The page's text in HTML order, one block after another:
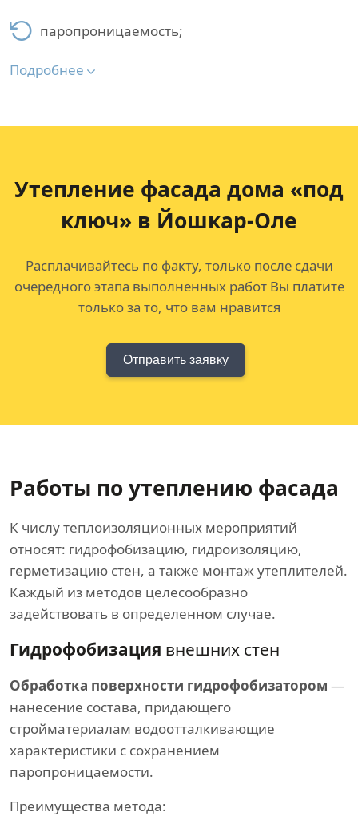
паропроницаемость;
Подробнее
Утепление фасада дома «под
ключ» в Йошкар-Оле
Расплачивайтесь по факту, только после сдачи
очередного этапа выполненных работ Вы платите
только за то, что вам нравится
Отправить заявку
Работы по утеплению фасада
К числу теплоизоляционных мероприятий
относят: гидрофобизацию, гидроизоляцию,
герметизацию стен, а также монтаж утеплителей.
Каждый из методов целесообразно
задействовать в определенном случае.
Гидрофобизация внешних стен
Обработка поверхности гидрофобизатором —
нанесение состава, придающего
стройматериалам водоотталкивающие
характеристики с сохранением
паропроницаемости.
Преимущества метода: